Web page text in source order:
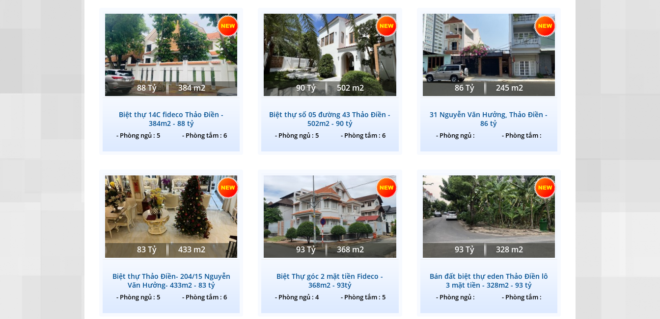
88 Tỷ 384 m2
Biệt thự 14C fideco Thảo Điền -
384m2 - 88 tỷ
- Phòng ngủ : 5 - Phòng tắm : 6
90 Tỷ 502 m2
Biệt thự số 05 đường 43 Thảo Điền -
502m2 - 90 tỷ
- Phòng ngủ : 5 - Phòng tắm : 6
86 Tỷ 245 m2
31 Nguyễn Văn Hưởng, Thảo Điền -
86 tỷ
- Phòng ngủ : - Phòng tắm :
83 Tỷ 433 m2
Biệt thự Thảo Điền- 204/15 Nguyễn
Văn Hưởng- 433m2 - 83 tỷ
- Phòng ngủ : 5 - Phòng tắm : 6
93 Tỷ 368 m2
Biệt Thự góc 2 mặt tiền Fideco -
368m2 - 93tỷ
- Phòng ngủ : 4 - Phòng tắm : 5
93 Tỷ 328 m2
Bán đất biệt thự eden Thảo Điền lô
3 mặt tiền - 328m2 - 93 tỷ
- Phòng ngủ : - Phòng tắm :